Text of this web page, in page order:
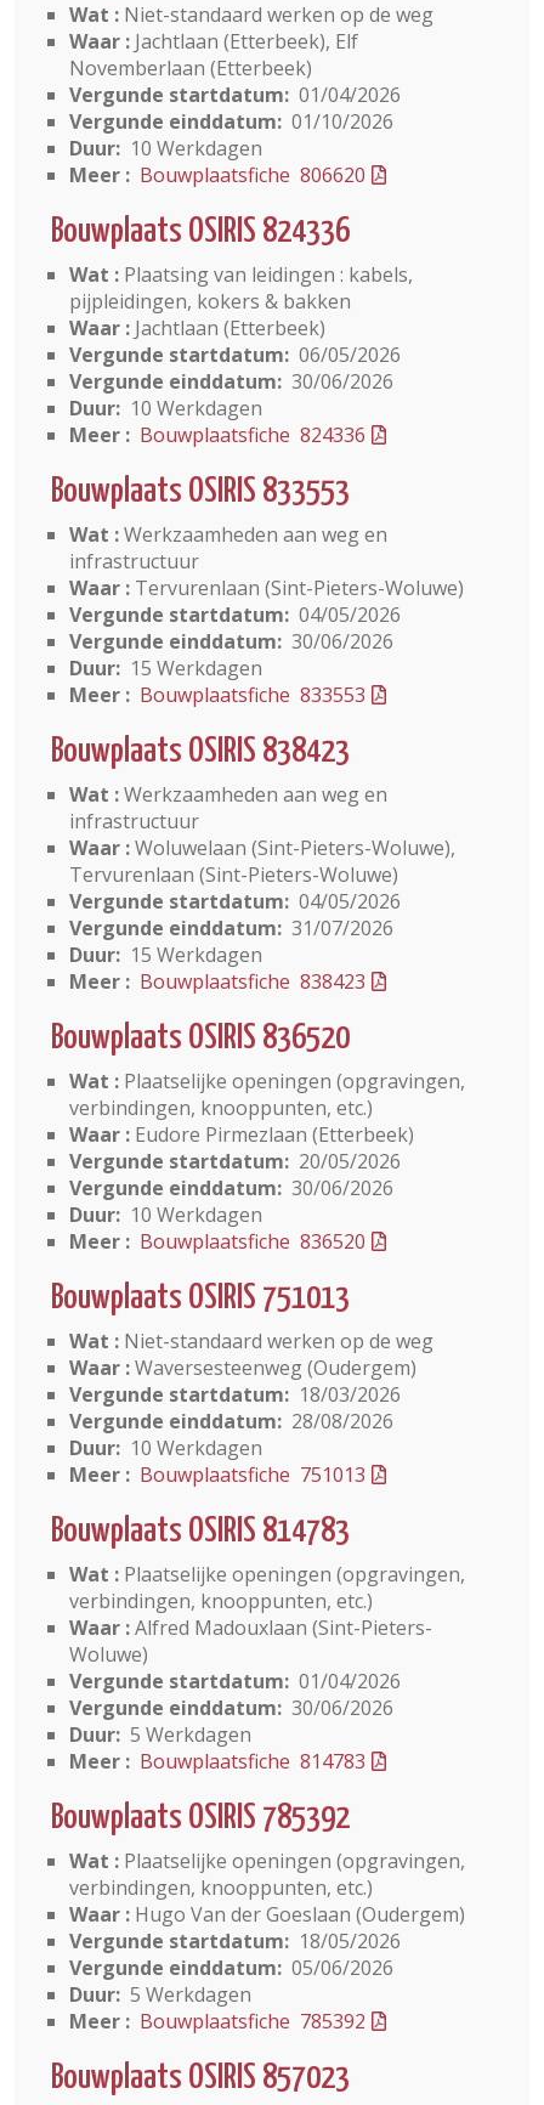
Wat : Niet-standaard werken op de weg
Waar : Jachtlaan (Etterbeek), Elf
Novemberlaan (Etterbeek)
Vergunde startdatum: 01/04/2026
Vergunde einddatum: 01/10/2026
Duur: 10 Werkdagen
Meer : Bouwplaatsfiche 806620
Bouwplaats OSIRIS 824336
Wat : Plaatsing van leidingen : kabels,
pijpleidingen, kokers & bakken
Waar : Jachtlaan (Etterbeek)
Vergunde startdatum: 06/05/2026
Vergunde einddatum: 30/06/2026
Duur: 10 Werkdagen
Meer : Bouwplaatsfiche 824336
Bouwplaats OSIRIS 833553
Wat :Werkzaamheden aan weg en
infrastructuur
Waar : Tervurenlaan (Sint-Pieters-Woluwe)
Vergunde startdatum: 04/05/2026
Vergunde einddatum: 30/06/2026
Duur: 15 Werkdagen
Meer : Bouwplaatsfiche 833553
Bouwplaats OSIRIS 838423
Wat :Werkzaamheden aan weg en
infrastructuur
Waar :Woluwelaan (Sint-Pieters-Woluwe),
Tervurenlaan (Sint-Pieters-Woluwe)
Vergunde startdatum: 04/05/2026
Vergunde einddatum: 31/07/2026
Duur: 15 Werkdagen
Meer : Bouwplaatsfiche 838423
Bouwplaats OSIRIS 836520
Wat : Plaatselijke openingen (opgravingen,
verbindingen, knooppunten, etc.)
Waar : Eudore Pirmezlaan (Etterbeek)
Vergunde startdatum: 20/05/2026
Vergunde einddatum: 30/06/2026
Duur: 10 Werkdagen
Meer : Bouwplaatsfiche 836520
Bouwplaats OSIRIS 751013
Wat : Niet-standaard werken op de weg
Waar :Waversesteenweg (Oudergem)
Vergunde startdatum: 18/03/2026
Vergunde einddatum: 28/08/2026
Duur: 10 Werkdagen
Meer : Bouwplaatsfiche 751013
Bouwplaats OSIRIS 814783
Wat : Plaatselijke openingen (opgravingen,
verbindingen, knooppunten, etc.)
Waar :Alfred Madouxlaan (Sint-Pieters-
Woluwe)
Vergunde startdatum: 01/04/2026
Vergunde einddatum: 30/06/2026
Duur: 5 Werkdagen
Meer : Bouwplaatsfiche 814783
Bouwplaats OSIRIS 785392
Wat : Plaatselijke openingen (opgravingen,
verbindingen, knooppunten, etc.)
Waar : Hugo Van der Goeslaan (Oudergem)
Vergunde startdatum: 18/05/2026
Vergunde einddatum: 05/06/2026
Duur: 5 Werkdagen
Meer : Bouwplaatsfiche 785392
Bouwplaats OSIRIS 857023